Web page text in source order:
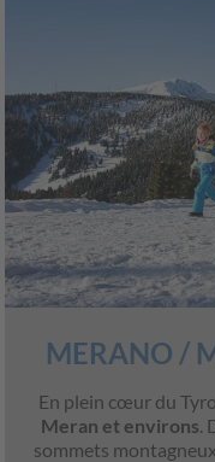
MERANO /
En plein cœur du
Meran et environs.
sommets